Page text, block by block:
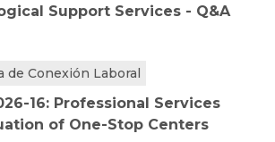
Support Services - Q&A
de Conexión Laboral
16: Professional Services
of One-Stop Centers